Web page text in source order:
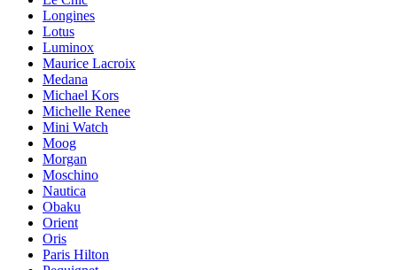
Longines
Lotus
Luminox
Maurice Lacroix
Medana
Michael Kors
Michelle Renee
Mini Watch
Moog
Morgan
Moschino
Nautica
Obaku
Orient
Oris
Paris Hilton